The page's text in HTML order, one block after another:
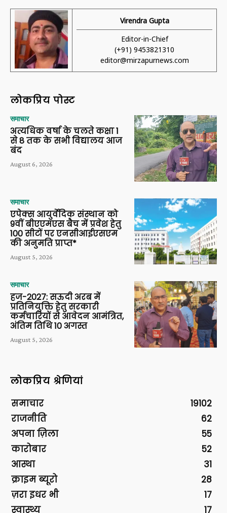
Virendra Gupta
Editor-in-Chief
(+91) 9453821310
editor@mirzapurnews.com
लोकप्रिय पोस्ट
समाचार
अत्यधिक वर्षा के चलते कक्षा 1
से 8 तक के सभी विद्यालय आज
बंद
August 6, 2026
समाचार
एपेक्स आयुर्वेदिक संस्थान को
9वीं बीएएमएस बैच में प्रवेश हेतु
100 सीटों पर एनसीआईएसएम
की अनुमति प्राप्त*
August 5, 2026
समाचार
हज-2027: सऊदी अरब में
प्रतिनियुक्ति हेतु सरकारी
कर्मचारियों से आवेदन आमंत्रित,
अंतिम तिथि 10 अगस्त
August 5, 2026
लोकप्रिय श्रेणियां
समाचार
19102
राजनीति
62
अपना ज़िला
55
कारोबार
52
आस्था
31
क्राइम ब्यूरो
28
ज़रा इधर भी
17
स्वास्थ्य
17